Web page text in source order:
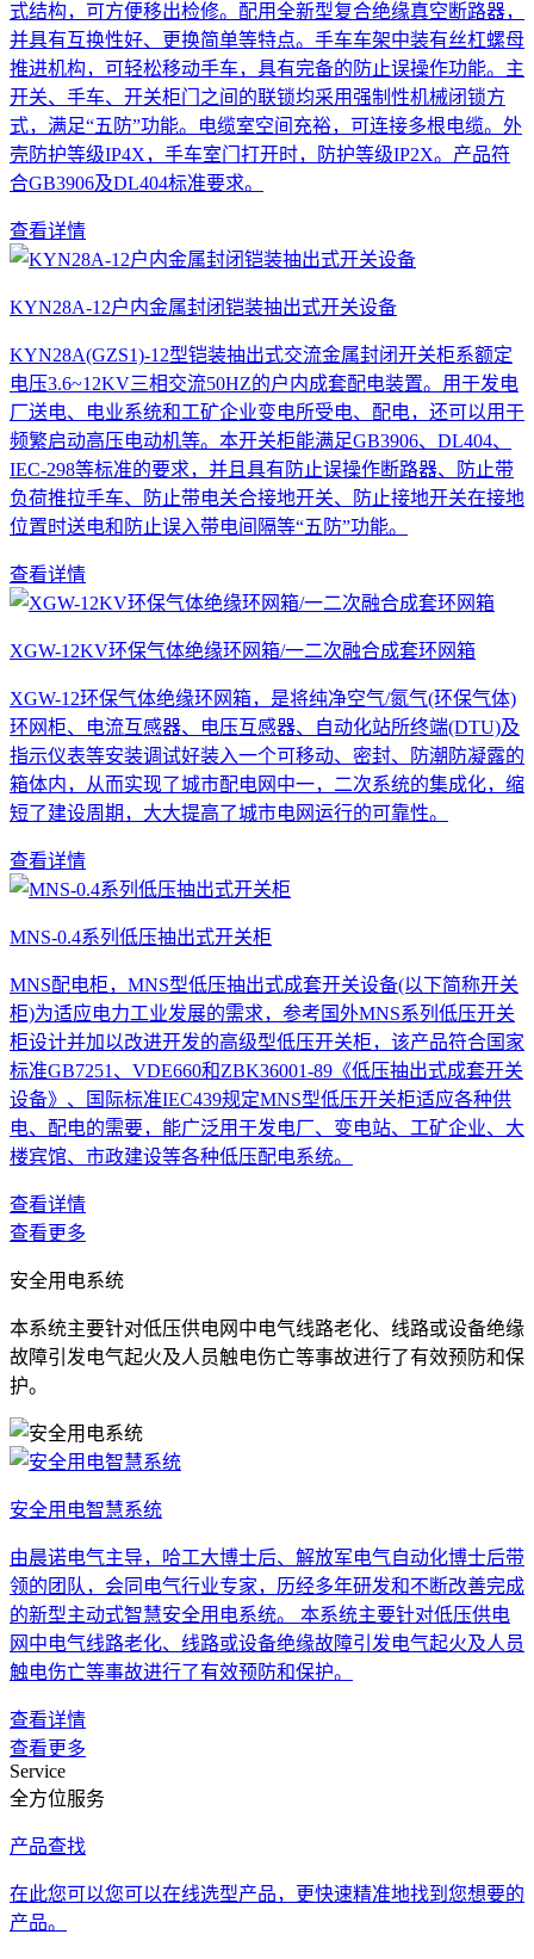
式结构，可方便移出检修。配用全新型复合绝缘真空断路器，
并具有互换性好、更换简单等特点。手车车架中装有丝杠螺母
推进机构，可轻松移动手车，具有完备的防止误操作功能。主
开关、手车、开关柜门之间的联锁均采用强制性机械闭锁方
式，满足“五防”功能。电缆室空间充裕，可连接多根电缆。外
壳防护等级IP4X，手车室门打开时，防护等级IP2X。产品符
合GB3906及DL404标准要求。
查看详情
KYN28A-12户内金属封闭铠装抽出式开关设备
KYN28A(GZS1)-12型铠装抽出式交流金属封闭开关柜系额定
电压3.6~12KV三相交流50HZ的户内成套配电装置。用于发电
厂送电、电业系统和工矿企业变电所受电、配电，还可以用于
频繁启动高压电动机等。本开关柜能满足GB3906、DL404、
IEC-298等标准的要求，并且具有防止误操作断路器、防止带
负荷推拉手车、防止带电关合接地开关、防止接地开关在接地
位置时送电和防止误入带电间隔等“五防”功能。
查看详情
XGW-12KV环保气体绝缘环网箱/一二次融合成套环网箱
XGW-12环保气体绝缘环网箱，是将纯净空气/氮气(环保气体)
环网柜、电流互感器、电压互感器、自动化站所终端(DTU)及
指示仪表等安装调试好装入一个可移动、密封、防潮防凝露的
箱体内，从而实现了城市配电网中一，二次系统的集成化，缩
短了建设周期，大大提高了城市电网运行的可靠性。
查看详情
MNS-0.4系列低压抽出式开关柜
MNS配电柜，MNS型低压抽出式成套开关设备(以下简称开关
柜)为适应电力工业发展的需求，参考国外MNS系列低压开关
柜设计并加以改进开发的高级型低压开关柜，该产品符合国家
标准GB7251、VDE660和ZBK36001-89《低压抽出式成套开关
设备》、国际标准IEC439规定MNS型低压开关柜适应各种供
电、配电的需要，能广泛用于发电厂、变电站、工矿企业、大
楼宾馆、市政建设等各种低压配电系统。
查看详情
查看更多
安全用电系统
本系统主要针对低压供电网中电气线路老化、线路或设备绝缘
故障引发电气起火及人员触电伤亡等事故进行了有效预防和保
护。
安全用电智慧系统
由晨诺电气主导，哈工大博士后、解放军电气自动化博士后带
领的团队，会同电气行业专家，历经多年研发和不断改善完成
的新型主动式智慧安全用电系统。 本系统主要针对低压供电
网中电气线路老化、线路或设备绝缘故障引发电气起火及人员
触电伤亡等事故进行了有效预防和保护。
查看详情
查看更多
Service
全方位服务
产品查找
在此您可以您可以在线选型产品，更快速精准地找到您想要的
产品。